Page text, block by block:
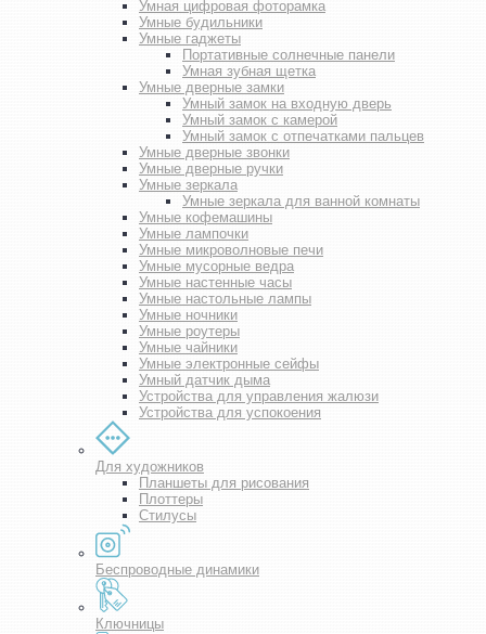
Умная цифровая фоторамка
Умные будильники
Умные гаджеты
Портативные солнечные панели
Умная зубная щетка
Умные дверные замки
Умный замок на входную дверь
Умный замок с камерой
Умный замок с отпечатками пальцев
Умные дверные звонки
Умные дверные ручки
Умные зеркала
Умные зеркала для ванной комнаты
Умные кофемашины
Умные лампочки
Умные микроволновые печи
Умные мусорные ведра
Умные настенные часы
Умные настольные лампы
Умные ночники
Умные роутеры
Умные чайники
Умные электронные сейфы
Умный датчик дыма
Устройства для управления жалюзи
Устройства для успокоения
Для художников
Планшеты для рисования
Плоттеры
Стилусы
Беспроводные динамики
Ключницы